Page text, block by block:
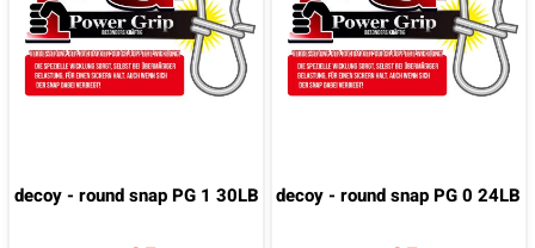
decoy - round snap PG 0 24LB
decoy - round snap PG 1 30LB